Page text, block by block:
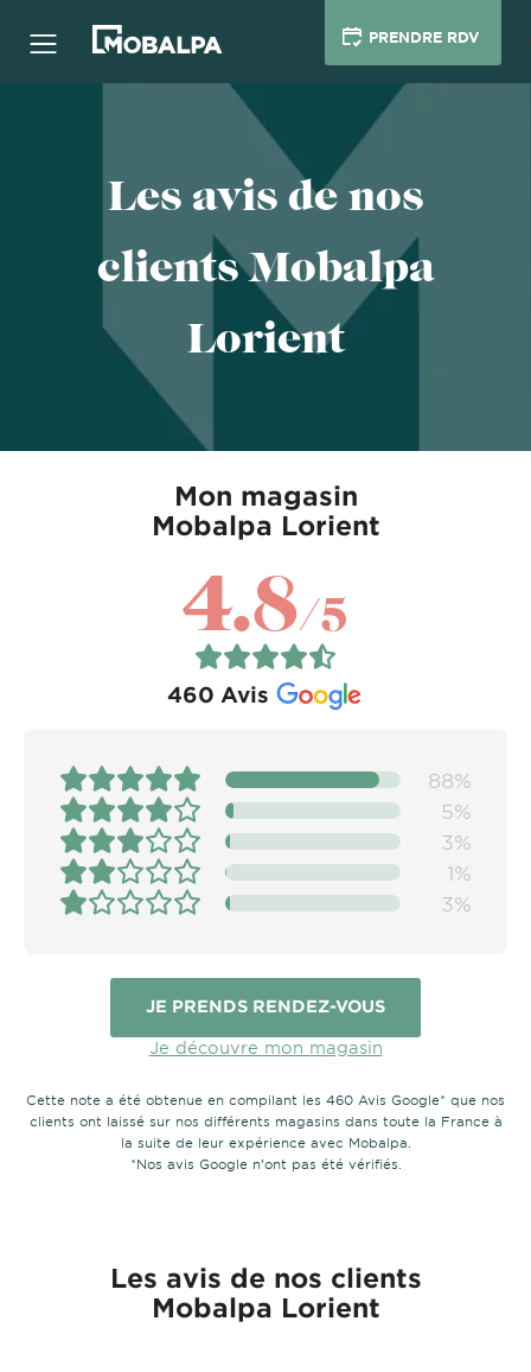
PRENDRE RDV
Les avis de nos
clients Mobalpa
Lorient
Mon magasin
Mobalpa Lorient
4.8/5
460 Avis
88%
5%
3%
1%
3%
JE PRENDS RENDEZ-VOUS
Je découvre mon magasin
Cette note a été obtenue en compilant les 460 Avis Google* que nos
clients ont laissé sur nos différents magasins dans toute la France à
la suite de leur expérience avec Mobalpa.
*Nos avis Google n’ont pas été vérifiés.
Les avis de nos clients
Mobalpa Lorient